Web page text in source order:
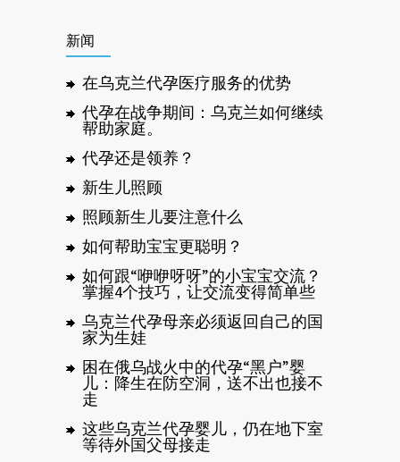
新闻
在乌克兰代孕医疗服务的优势
代孕在战争期间：乌克兰如何继续
帮助家庭。
代孕还是领养？
新生儿照顾
照顾新生儿要注意什么
如何帮助宝宝更聪明？
如何跟“咿咿呀呀”的小宝宝交流？
掌握4个技巧，让交流变得简单些
乌克兰代孕母亲必须返回自己的国
家为生娃
困在俄乌战火中的代孕“黑户”婴
儿：降生在防空洞，送不出也接不
走
这些乌克兰代孕婴儿，仍在地下室
等待外国父母接走